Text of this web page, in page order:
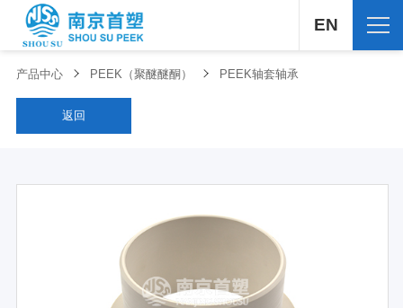
EN
产品中心 PEEK（聚醚醚酮） PEEK轴套轴承
返回